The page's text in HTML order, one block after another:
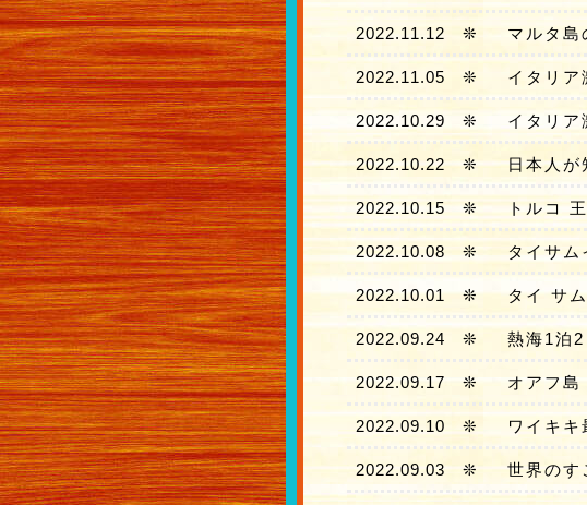
2022.11.12 ❊ マルタ島
2022.11.05 ❊ イタリ
2022.10.29 ❊ イタリ
2022.10.22❊ 日本人が
2022.10.15❊ トルコ
2022.10.08 ❊ タイサム
2022.10.01❊ タイ サ
2022.09.24 ❊ 熱海1泊
2022.09.17 ❊ オアフ
2022.09.10 ❊ ワイキキ
2022.09.03 ❊ 世界のす